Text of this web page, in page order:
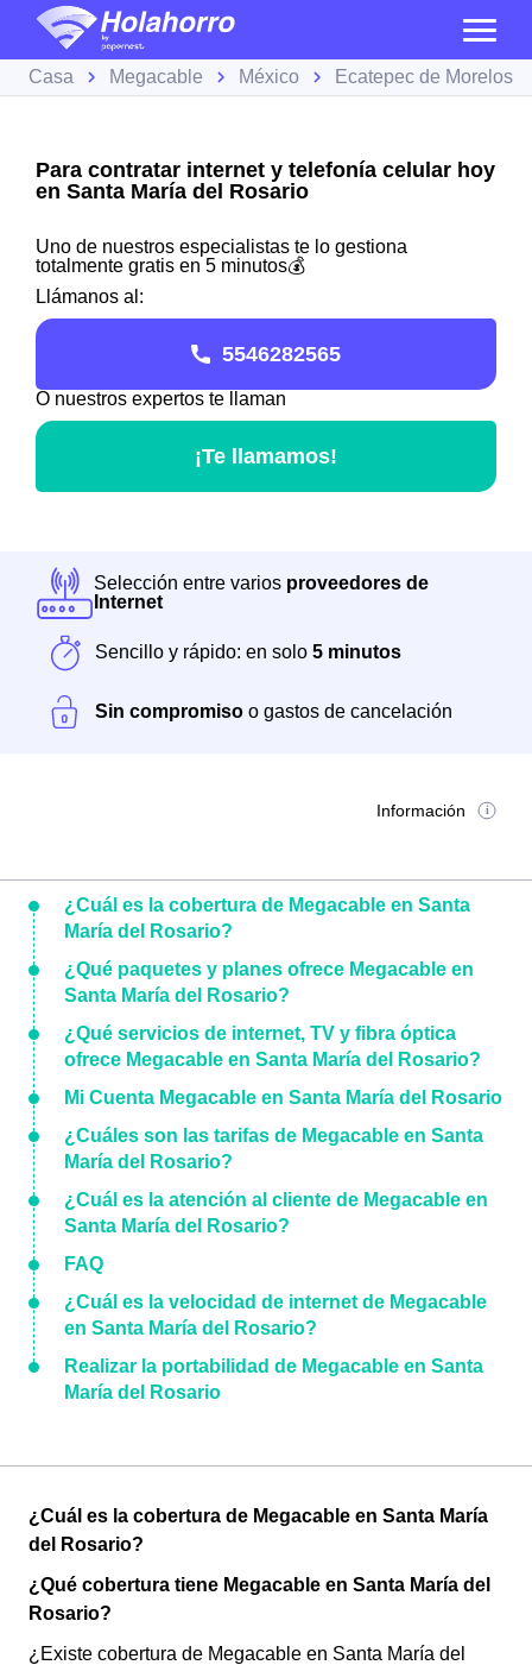
Casa Megacable México Ecatepec de Morelos
Para contratar internet y telefonía celular hoy
en Santa María del Rosario
Uno de nuestros especialistas te lo gestiona
totalmente gratis en 5 minutos💰
Llámanos al:
5546282565
O nuestros expertos te llaman
¡Te llamamos!
Selección entre varios proveedores de
Internet
Sencillo y rápido: en solo 5 minutos
Sin compromiso o gastos de cancelación
Información
¿Cuál es la cobertura de Megacable en Santa
María del Rosario?
¿Qué paquetes y planes ofrece Megacable en
Santa María del Rosario?
¿Qué servicios de internet, TV y fibra óptica
ofrece Megacable en Santa María del Rosario?
Mi Cuenta Megacable en Santa María del Rosario
¿Cuáles son las tarifas de Megacable en Santa
María del Rosario?
¿Cuál es la atención al cliente de Megacable en
Santa María del Rosario?
FAQ
¿Cuál es la velocidad de internet de Megacable
en Santa María del Rosario?
Realizar la portabilidad de Megacable en Santa
María del Rosario
¿Cuál es la cobertura de Megacable en Santa María
del Rosario?
¿Qué cobertura tiene Megacable en Santa María del
Rosario?
¿Existe cobertura de Megacable en Santa María del